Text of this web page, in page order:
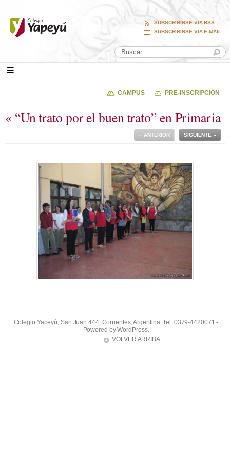
SUBSCRIBIRSE VIA RSS
SUBSCRIBIRSE VIA E-MAIL
CAMPUS PRE-INSCRIPCIÓN
« “Un trato por el buen trato” en Primaria
SIGUIENTE »
« ANTERIOR
Colegio Yapeyú, San Juan 444, Corrientes, Argentina. Tel: 0379-4420071 -
Powered byWordPress.
VOLVER ARRIBA